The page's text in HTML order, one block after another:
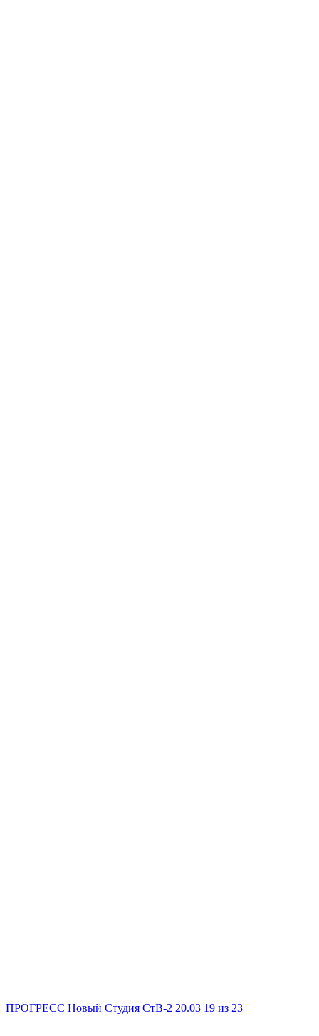
ПРОГРЕСС Новый Студия СтВ-2 20.03 19 из 23